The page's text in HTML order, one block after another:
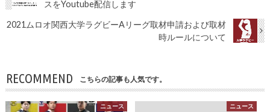
スをYoutube配信します
2021ムロオ関西大学ラグビーAリーグ取材申請および取材
時ルールについて
RECOMMEND こちらの記事も人気です。
ニュース ニュース